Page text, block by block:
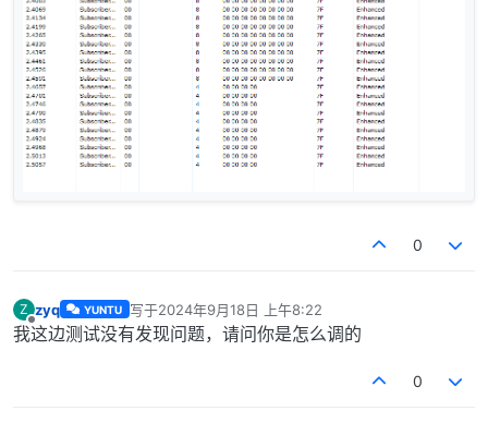
0
Z
离线
zyq YUNTU 写于2024年9月18日 上午8:22
最后由 编辑
我这边测试没有发现问题，请问你是怎么调的
0